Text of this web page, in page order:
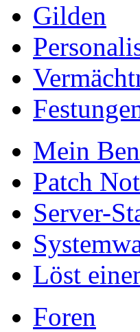
Gilden
Mein
Patch
Server-
Löst
Foren